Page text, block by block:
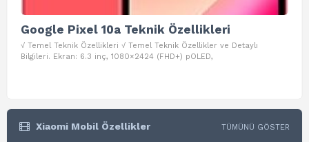
Google Pixel 10a Teknik Özellikleri
√ Temel Teknik Özellikleri √ Temel Teknik Özellikler ve Detaylı
Bilgileri. Ekran: 6.3 inç, 1080×2424 (FHD+) pOLED,
Xiaomi Mobil Özellikler TÜMÜNÜ GÖSTER